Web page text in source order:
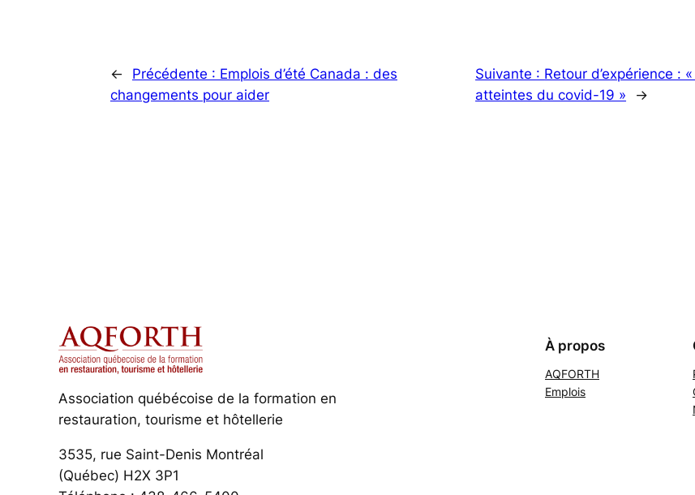
← Précédente : Emplois d’été Canada : des
changements pour aider
Suivante : Retour d’expérience :
atteintes du covid-19 »
→
Association québécoise de la formation en
restauration, tourisme et hôtellerie
3535, rue Saint-Denis Montréal
(Québec) H2X 3P1
À propos
AQFORTH
Emplois